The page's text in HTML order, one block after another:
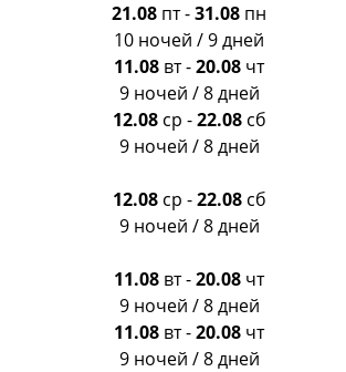
21.08 пт-31.08 пн
10 ночей / 9 дней
11.08 вт-20.08 чт
9 ночей / 8 дней
12.08 ср -22.08 сб
9 ночей / 8 дней
12.08 ср -22.08 сб
9 ночей / 8 дней
11.08 вт-20.08 чт
9 ночей / 8 дней
11.08 вт-20.08 чт
9 ночей / 8 дней